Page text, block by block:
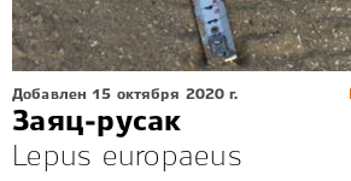
Добавлен 15 октября 2020 г.
Заяц-русак
Lepus europaeus